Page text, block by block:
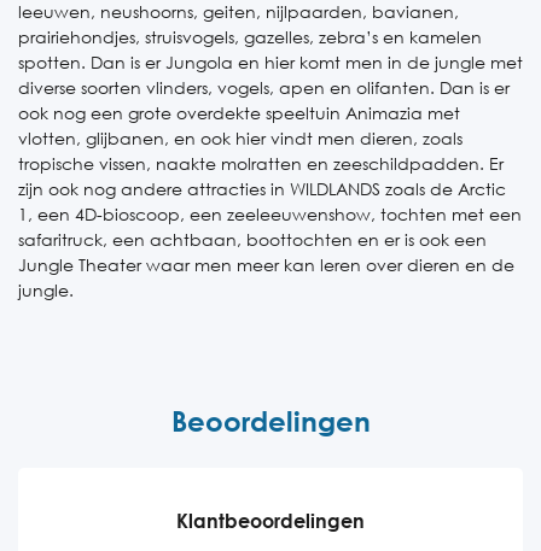
leeuwen, neushoorns, geiten, nijlpaarden, bavianen,
prairiehondjes, struisvogels, gazelles, zebra’s en kamelen
spotten. Dan is er Jungola en hier komt men in de jungle met
diverse soorten vlinders, vogels, apen en olifanten. Dan is er
ook nog een grote overdekte speeltuin Animazia met
vlotten, glijbanen, en ook hier vindt men dieren, zoals
tropische vissen, naakte molratten en zeeschildpadden. Er
zijn ook nog andere attracties in WILDLANDS zoals de Arctic
1, een 4D-bioscoop, een zeeleeuwenshow, tochten met een
safaritruck, een achtbaan, boottochten en er is ook een
Jungle Theater waar men meer kan leren over dieren en de
jungle.
Beoordelingen
Klantbeoordelingen